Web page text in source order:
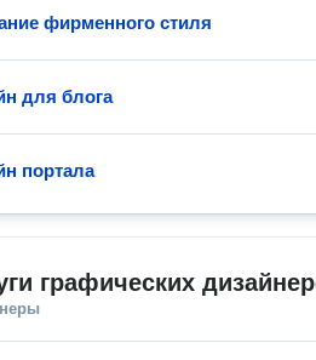
фирменного стиля
для блога
портала
графических